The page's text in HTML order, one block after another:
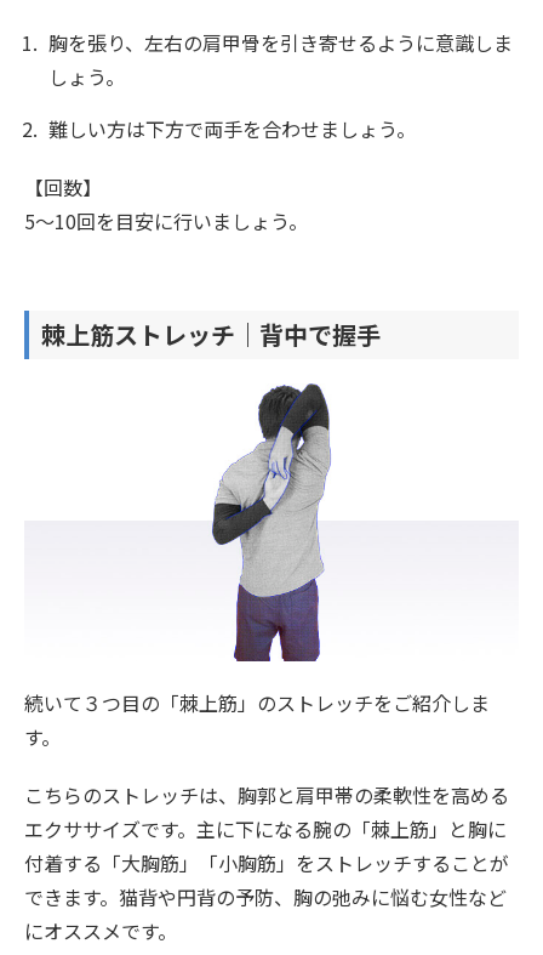
胸を張り、左右の肩甲骨を引き寄せるように意識しま
しょう。
難しい方は下方で両手を合わせましょう。
【回数】
5〜10回を目安に行いましょう。
棘上筋ストレッチ｜背中で握手
続いて３つ目の「棘上筋」のストレッチをご紹介しま
す。
こちらのストレッチは、胸郭と肩甲帯の柔軟性を高める
エクササイズです。主に下になる腕の「棘上筋」と胸に
付着する「大胸筋」「小胸筋」をストレッチすることが
できます。猫背や円背の予防、胸の弛みに悩む女性など
にオススメです。